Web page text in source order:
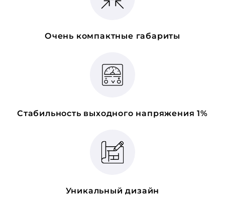
Очень компактные габариты
Стабильность выходного напряжения 1%
Уникальный дизайн